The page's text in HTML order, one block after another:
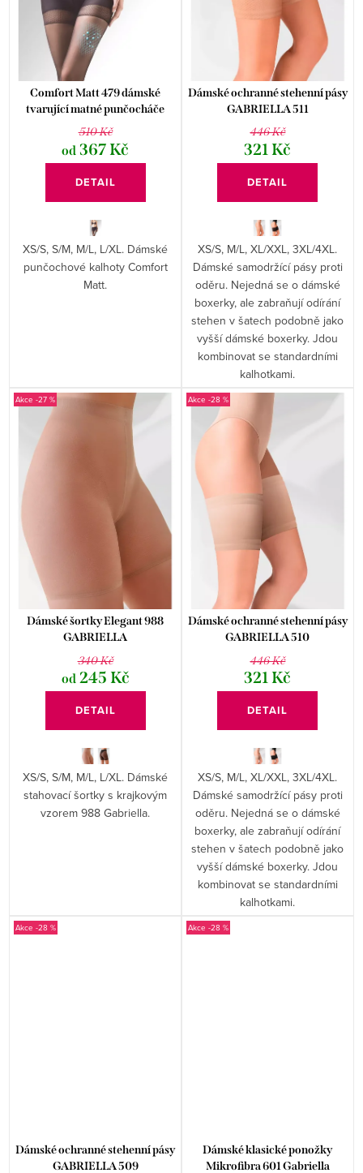
d
u
Comfort Matt 479 dámské
tvarující matné punčocháče
GABRIELLA
510 Kč
od 367 Kč
DETAIL
XS/S, S/M, M/L, L/XL. Dámské
punčochové kalhoty Comfort
Matt.
Dámské ochranné stehenní pásy
GABRIELLA 511
446 Kč
321 Kč
DETAIL
XS/S, M/L, XL/XXL, 3XL/4XL.
Dámské samodržící pásy proti
oděru. Nejedná se o dámské
boxerky, ale zabraňují odírání
stehen v šatech podobně jako
vyšší dámské boxerky. Jdou
kombinovat se standardními
kalhotkami.
-27 %
Dámské šortky Elegant 988
GABRIELLA
340 Kč
od245 Kč
DETAIL
XS/S, S/M, M/L, L/XL. Dámské
stahovací šortky s krajkovým
vzorem 988 Gabriella.
-28 %
Dámské ochranné stehenní pásy
GABRIELLA 510
446 Kč
321 Kč
DETAIL
XS/S, M/L, XL/XXL, 3XL/4XL.
Dámské samodržící pásy proti
oděru. Nejedná se o dámské
boxerky, ale zabraňují odírání
stehen v šatech podobně jako
vyšší dámské boxerky. Jdou
kombinovat se standardními
kalhotkami.
-28 %
Dámské ochranné stehenní pásy
GABRIELLA 509
-28 %
Dámské klasické ponožky
Mikrofibra 601 Gabriella